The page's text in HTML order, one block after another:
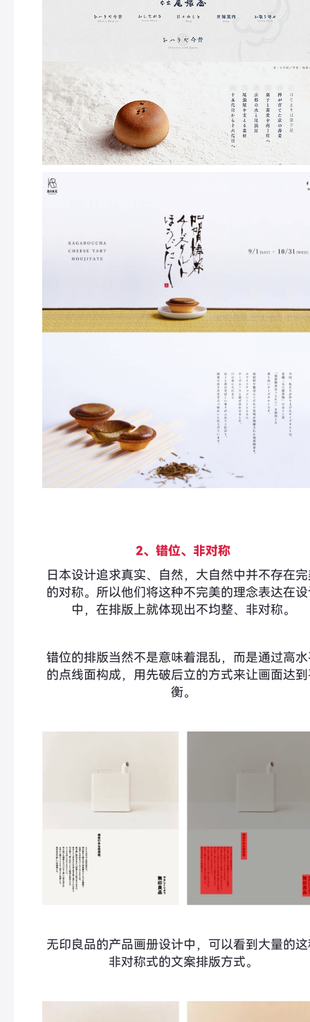
2、错位、非对称
日本设计追求真实、自然，大自然中并不存在
的对称。所以他们将这种不完美的理念表达在
中，在排版上就体现出不均整、非对称。
错位的排版当然不是意味着混乱，而是通过高
的点线面构成，用先破后立的方式来让画面达
衡。
无印良品的产品画册设计中，可以看到大量的
非对称式的文案排版方式。